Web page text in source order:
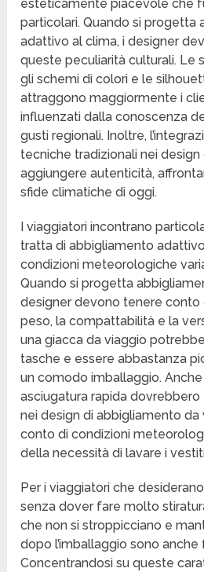
esteticamente piacevole che
particolari. Quando si progetta
adattivo al clima, i designer
queste peculiarità culturali. Le
gli schemi di colori e le
attraggono maggiormente i
influenzati dalla conoscenza
gusti regionali. Inoltre,
tecniche tradizionali nei
aggiungere autenticità,
sfide climatiche di oggi.
I viaggiatori incontrano
tratta di abbigliamento
condizioni meteorologiche
Quando si progetta
designer devono tenere
peso, la compattabilità e la
una giacca da viaggio
tasche e essere abbastanza
un comodo imballaggio.
asciugatura rapida
nei design di abbigliamento
conto di condizioni
della necessità di lavare i
Per i viaggiatori che
senza dover fare molto
che non si stroppicciano e
dopo l’imballaggio sono
Concentrandosi su queste